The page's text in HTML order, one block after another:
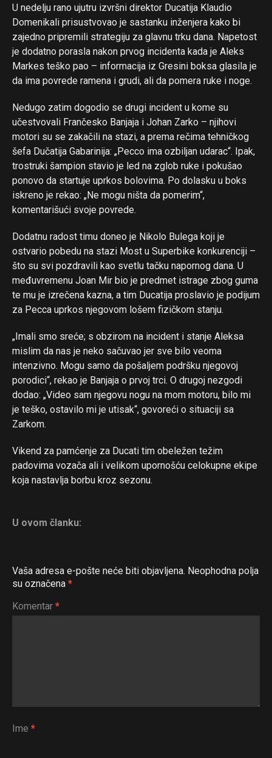
U nedelju rano ujutru izvršni direktor Ducatija Klaudio
Domenikali prisustvovao je sastanku inženjera kako bi
zajedno pripremili strategiju za glavnu trku dana. Napetost
je dodatno porasla nakon prvog incidenta kada je Aleks
Markes teško pao – informacija iz Gresini boksa glasila je
da ima povrede ramena i grudi, ali da pomera ruke i noge.
Nedugo zatim dogodio se drugi incident u kome su
učestvovali Frančesko Banjaja i Johan Zarko – njihovi
motori su se zakačili na stazi, a prema rečima tehničkog
šefa Dučatija Gabarinija: „Pecco ima ozbiljan udarac“. Ipak,
trostruki šampion stavio je led na zglob ruke i pokušao
ponovo da startuje uprkos bolovima. Po dolasku u boks
iskreno je rekao: „Ne mogu ništa da pomerim“,
komentarišući svoje povrede.
Dodatnu radost timu doneo je Nikolo Bulega koji je
ostvario pobedu na stazi Most u Superbike konkurenciji –
što su svi pozdravili kao svetlu tačku napornog dana. U
međuvremenu Joan Mir bio je predmet istrage zbog guma
te mu je izrečena kazna, a tim Ducatija proslavio je podijum
za Pecca uprkos njegovom lošem fizičkom stanju.
„Imali smo sreće; s obzirom na incident i stanje Aleksa
mislim da nas je neko sačuvao jer sve bilo veoma
intenzivno. Mogu samo da pošaljem podršku njegovoj
porodici“, rekao je Banjaja o prvoj trci. O drugoj nezgodi
dodao: „Video sam njegovu nogu na mom motoru, bilo mi
je teško, ostavilo mi je utisak“, govoreći o situaciji sa
Zarkom.
Vikend za pamćenje za Ducati tim obeležen težim
padovima vozača ali i velikom upornošću celokupne ekipe
koja nastavlja borbu kroz sezonu.
U ovom članku:
Vaša adresa e-pošte neće biti objavljena. Neophodna polja
su označena *
Komentar *
Ime *
Email